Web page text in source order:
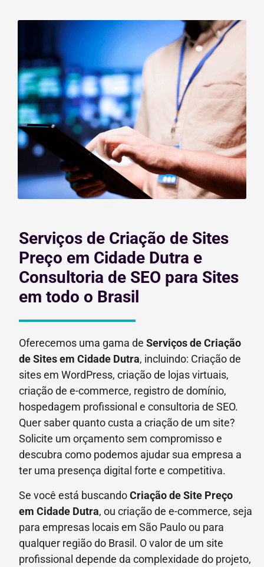
Serviços de Criação de Sites
Preço em Cidade Dutra e
Consultoria de SEO para Sites
em todo o Brasil
Oferecemos uma gama de Serviços de Criação
de Sites em Cidade Dutra, incluindo: Criação de
sites em WordPress, criação de lojas virtuais,
criação de e-commerce, registro de domínio,
hospedagem profissional e consultoria de SEO.
Quer saber quanto custa a criação de um site?
Solicite um orçamento sem compromisso e
descubra como podemos ajudar sua empresa a
ter uma presença digital forte e competitiva.
Se você está buscandoCriação de Site Preço
em Cidade Dutra, ou criação de e-commerce, seja
para empresas locais em São Paulo ou para
qualquer região do Brasil. O valor de um site
profissional depende da complexidade do projeto,